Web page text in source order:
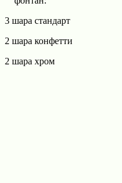
3 шара стандарт
2 шара конфетти
2 шара хром